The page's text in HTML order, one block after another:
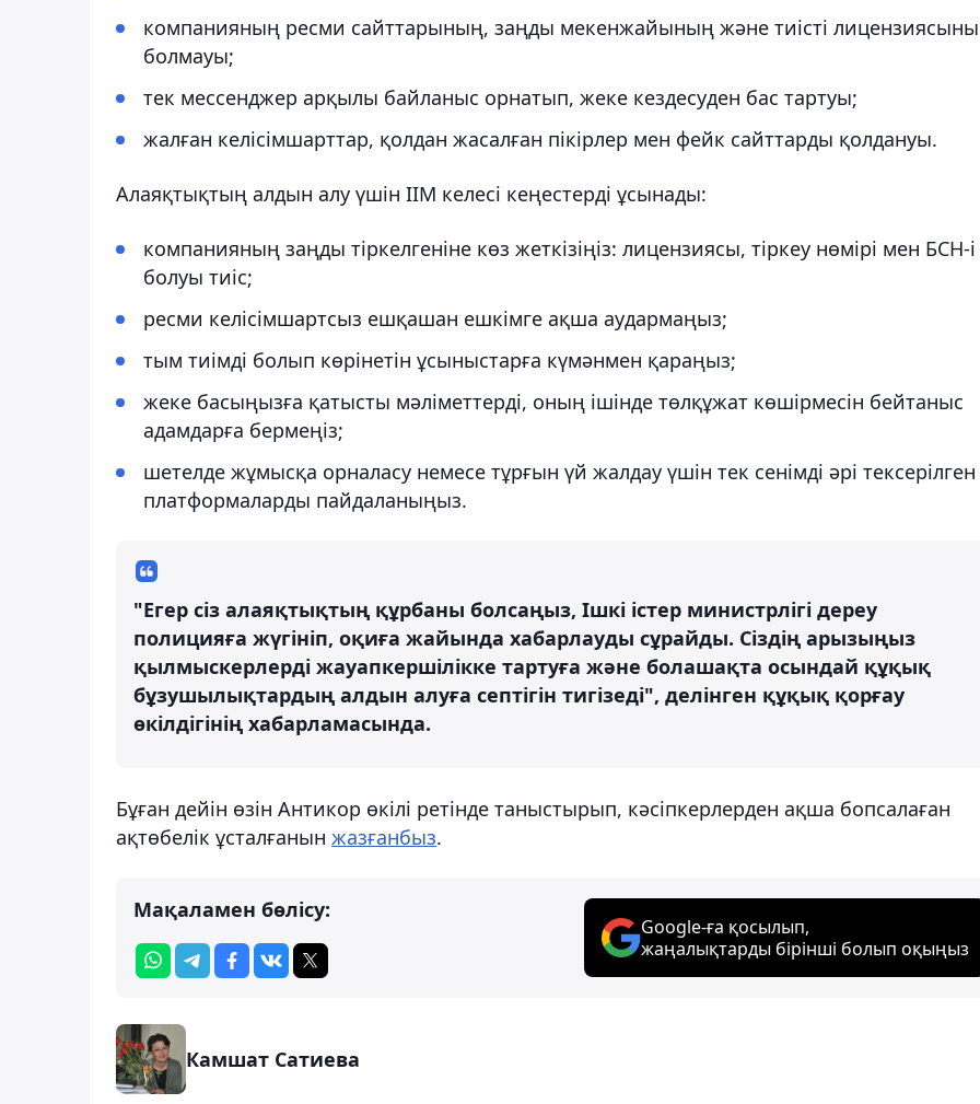
компанияның ресми сайттарының, заңды мекенжайының және тиісті
болмауы;
тек мессенджер арқылы байланыс орнатып, жеке кездесуден бас тартуы;
жалған келісімшарттар, қолдан жасалған пікірлер мен фейк сайттарды қолдануы.
Алаяқтықтың алдын алу үшін ІІМ келесі кеңестерді ұсынады:
компанияның заңды тіркелгеніне көз жеткізіңіз: лицензиясы, тіркеу нөмірі мен БСН-і
болуы тиіс;
ресми келісімшартсыз ешқашан ешкімге ақша аудармаңыз;
тым тиімді болып көрінетін ұсыныстарға күмәнмен қараңыз;
жеке басыңызға қатысты мәліметтерді, оның ішінде төлқұжат көшірмесін бейтаныс
адамдарға бермеңіз;
шетелде жұмысқа орналасу немесе тұрғын үй жалдау үшін тек сенімді әрі тексерілген
платформаларды пайдаланыңыз.
"Егер сіз алаяқтықтың құрбаны болсаңыз, Ішкі істер министрлігі дереу
полицияға жүгініп, оқиға жайында хабарлауды сұрайды. Сіздің арызыңыз
қылмыскерлерді жауапкершілікке тартуға және болашақта осындай құқық
бұзушылықтардың алдын алуға септігін тигізеді", делінген құқық қорғау
өкілдігінің хабарламасында.
Бұған дейін өзін Антикор өкілі ретінде таныстырып, кәсіпкерлерден ақша бопсалаған
ақтөбелік ұсталғанын жазғанбыз.
Мақаламен бөлісу:
Google-ға қосылып,
жаңалықтарды бірінші болып оқыңыз
Камшат Сатиева